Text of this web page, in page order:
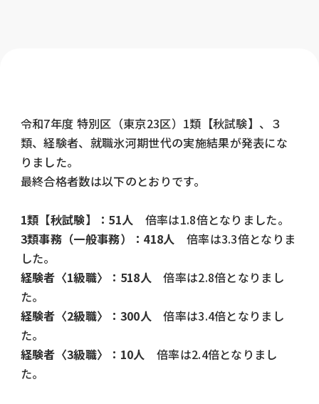
令和7年度 特別区（東京23区）1類【秋試験】、３
類、経験者、就職氷河期世代の実施結果が発表にな
りました。
最終合格者数は以下のとおりです。
1類【秋試験】：51人 倍率は1.8倍となりました。
3類事務（一般事務）：418人 倍率は3.3倍となりま
した。
経験者〈1級職〉：518人倍率は2.8倍となりまし
た。
経験者〈2級職〉：300人倍率は3.4倍となりまし
た。
経験者〈3級職〉：10人 倍率は2.4倍となりまし
た。